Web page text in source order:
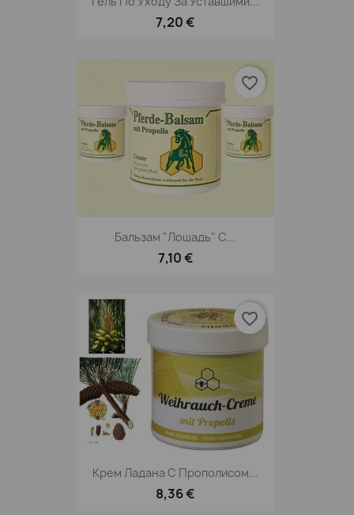
7,20 €
Бальзам "лошадь" С...
7,10 €
favorite_border
Крем Ладана С Прополисом...
8,36 €
favorite_border